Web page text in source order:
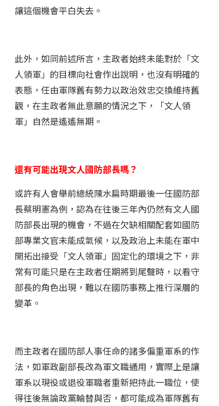
讓這個機會平白失去。
此外，如同前述所言，主政者始終未能對於「文
人領軍」的目標向社會作出說明，也沒有明確的
表態，任由軍隊舊有勢力以政治效忠交換維持舊
觀，在主政者無此意願的情況之下，「文人領
軍」自然是遙遙無期。
還有可能出現文人國防部長嗎？
或許有人會舉前總統陳水扁時期最後一任國防部
長蔡明憲為例，認為在往後三年內仍然有文人國
防部長出現的機會，不過在欠缺相關配套如國防
部專業文官未能成氣候，以及政治上未能在軍中
開拓出接受「文人領軍」固定化的環境之下，非
常有可能只是在主政者任期將到尾聲時，以看守
部長的角色出現，難以在國防事務上推行深層的
變革。
而主政者在國防部人事任命的諸多偏重軍系的作
法，如軍政副部長改為軍文職通用，實際上是讓
軍系以現役或退役軍職者重新把持此一職位，使
得往後無論政黨輪替與否，都可能成為軍隊舊有